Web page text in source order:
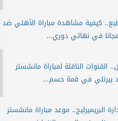
كيفية مشاهدة مباراة الأهلي ضد
في نهائي دوري...
القنوات الناقلة لمباراة مانشستر
بيرنلي في قمة حسم...
البريميرليج.. موعد مباراة مانشستر